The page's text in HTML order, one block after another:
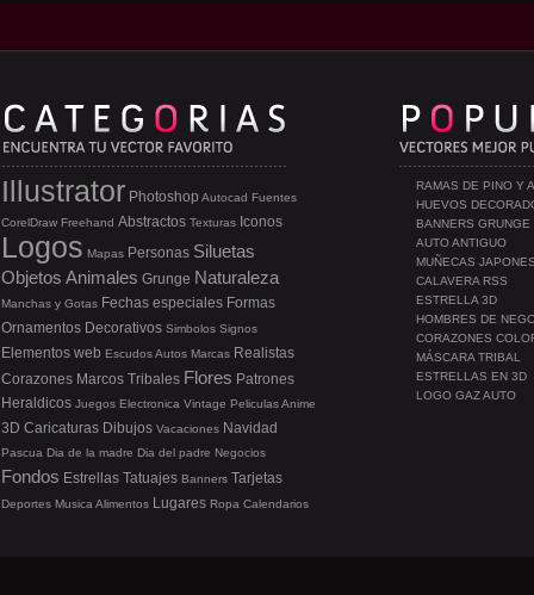
RAMAS DE PINO Y
HUEVOS
BANNERS GRUNGE
AUTO ANTIGUO
MUÑECAS
CALAVERA RSS
ESTRELLA 3D
HOMBRES DE
CORAZONES
MÁSCARA TRIBAL
ESTRELLAS EN 3D
LOGO GAZ AUTO
Illustrator Photoshop Autocad Fuentes
CorelDraw Freehand Abstractos Texturas Iconos
Logos Mapas Personas Siluetas
Objetos Animales Grunge Naturaleza
Manchas y Gotas Fechas especiales Formas
Ornamentos Decorativos Simbolos Signos
Elementos web EscudosAutos Marcas Realistas
Corazones Marcos Tribales Flores Patrones
Heraldicos Juegos Electronica Vintage PeliculasAnime
3D Caricaturas Dibujos Vacaciones Navidad
Pascua Dia de la madre Dia del padre Negocios
Fondos Estrellas Tatuajes Banners Tarjetas
Deportes Musica Alimentos Lugares Ropa Calendarios